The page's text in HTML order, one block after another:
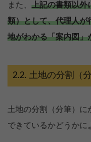
また、 上記の書類以外
類）として、代理人が
地がわかる「案内図」
土地の分割（
土地の分割（分筆）
できているかどうかに